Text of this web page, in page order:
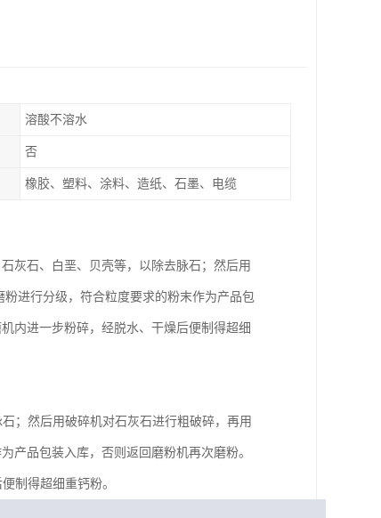
溶酸不溶水
否
橡胶、塑料、涂料、造纸、石墨、电缆
灰石、白垩、贝壳等，以除去脉石；然后用
进行分级，符合粒度要求的粉末作为产品包
内进一步粉碎，经脱水、干燥后便制得超细
；然后用破碎机对石灰石进行粗破碎，再用
产品包装入库，否则返回磨粉机再次磨粉。
制得超细重钙粉。